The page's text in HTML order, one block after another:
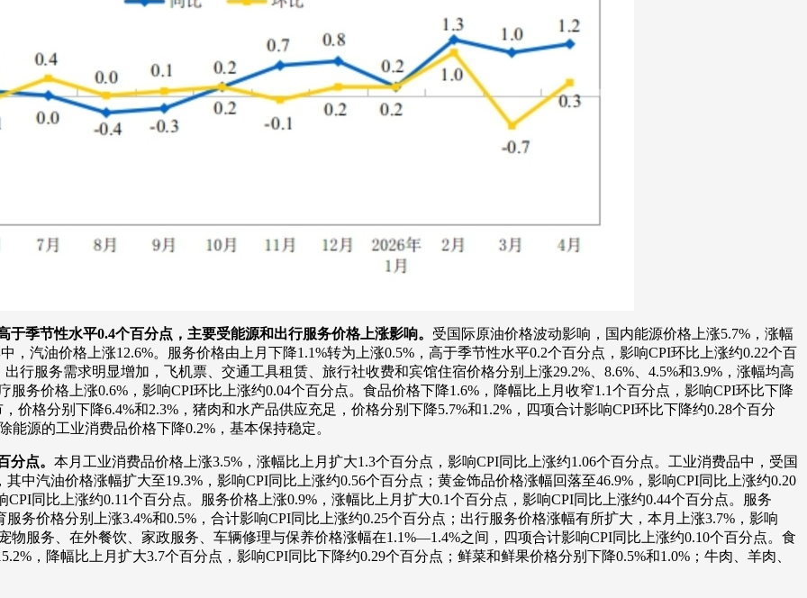
季节性水平0.4个百分点，主要受能源和出行服务价格上涨影响。 受国际原油价格波动影响，国内能源价格上涨5.7%，涨幅
，汽油价格上涨12.6%。服务价格由上月下降1.1%转为上涨0.5%，高于季节性水平0.2个百分点，影响CPI环比上涨约0.22个百
行服务需求明显增加，飞机票、交通工具租赁、旅行社收费和宾馆住宿价格分别上涨29.2%、8.6%、4.5%和3.9%，涨幅均高
务价格上涨0.6%，影响CPI环比上涨约0.04个百分点。食品价格下降1.6%，降幅比上月收窄1.1个百分点，影响CPI环比下降
价格分别下降6.4%和2.3%，猪肉和水产品供应充足，价格分别下降5.7%和1.2%，四项合计影响CPI环比下降约0.28个百分
源的工业消费品价格下降0.2%，基本保持稳定。
分点。 本月工业消费品价格上涨3.5%，涨幅比上月扩大1.3个百分点，影响CPI同比上涨约1.06个百分点。工业消费品中，受国
中汽油价格涨幅扩大至19.3%，影响CPI同比上涨约0.56个百分点；黄金饰品价格涨幅回落至46.9%，影响CPI同比上涨约0.20
同比上涨约0.11个百分点。服务价格上涨0.9%，涨幅比上月扩大0.1个百分点，影响CPI同比上涨约0.44个百分点。服务
务价格分别上涨3.4%和0.5%，合计影响CPI同比上涨约0.25个百分点；出行服务价格涨幅有所扩大，本月上涨3.7%，影响
物服务、在外餐饮、家政服务、车辆修理与保养价格涨幅在1.1%—1.4%之间，四项合计影响CPI同比上涨约0.10个百分点。食
，降幅比上月扩大3.7个百分点，影响CPI同比下降约0.29个百分点；鲜菜和鲜果价格分别下降0.5%和1.0%；牛肉、羊肉、